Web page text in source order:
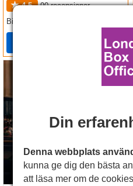
4.5
90recensioner
Biljetter
Witness for the Prosecution
Din
Denna webbplats
kunna ge dig den bästa
att läsa mer om de